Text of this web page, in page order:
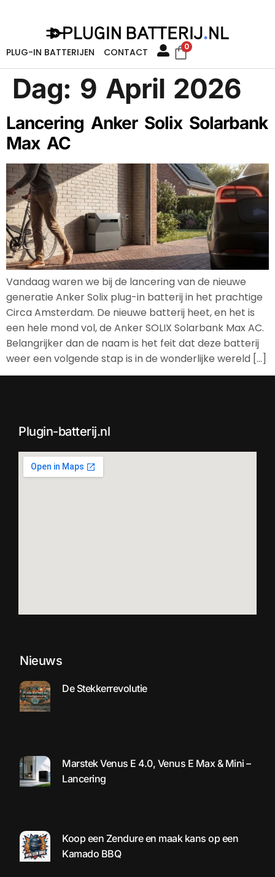
PLUG-IN BATTERIJEN CONTACT 0
Dag: 9 April 2026
Lancering Anker Solix Solarbank
Max AC
Vandaag waren we bij de lancering van de nieuwe
generatie Anker Solix plug-in batterij in het prachtige
Circa Amsterdam. De nieuwe batterij heet, en het is
een hele mond vol, de Anker SOLIX Solarbank Max AC.
Belangrijker dan de naam is het feit dat deze batterij
weer een volgende stap is in de wonderlijke wereld […]
Plugin-batterij.nl
Nieuws
De Stekkerrevolutie
Marstek Venus E 4.0, Venus E Max & Mini –
Lancering
Koop een Zendure en maak kans op een
Kamado BBQ